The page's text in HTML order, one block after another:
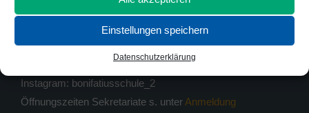
Einstellungen speichern
Datenschutzerklärung
37083 Göttingen
Telefon: 0551 / 54813-0
Telefax: 0551 / 54813-33
Instagram: bonifatiusschule_2
Öffnungszeiten Sekretariate s. unter Anmeldung